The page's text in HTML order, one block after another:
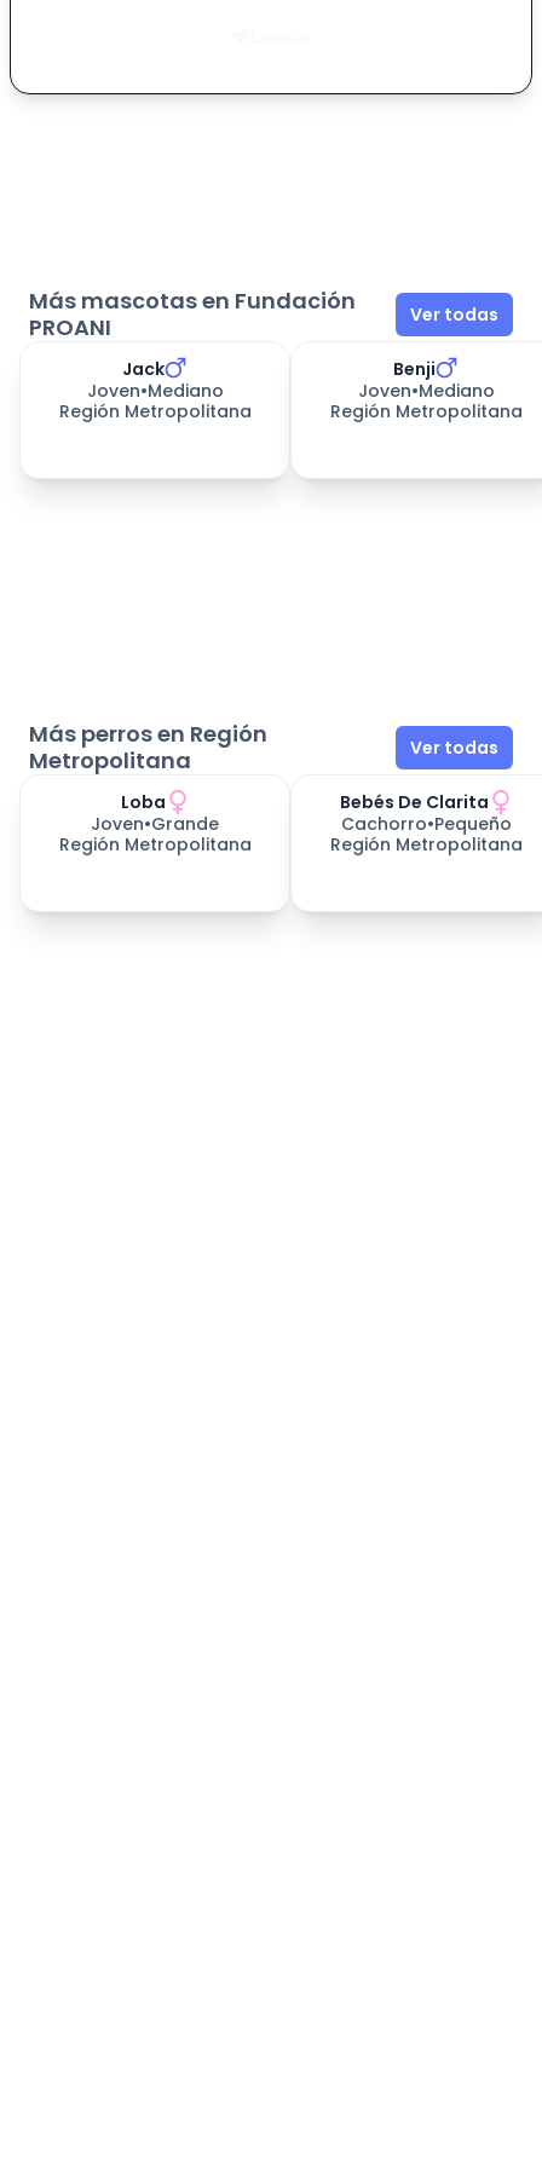
Más mascotas en Fundación
PROANI
Ver todas
Jack
Joven•Mediano
Región Metropolitana
Benji
Joven•Mediano
Región Metropolitana
Más perros en Región
Metropolitana
Ver todas
Loba
Joven•Grande
Región Metropolitana
Bebés De Clarita
Cachorro•Pequeño
Región Metropolitana